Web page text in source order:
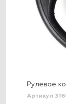
Рулевое
Артикул